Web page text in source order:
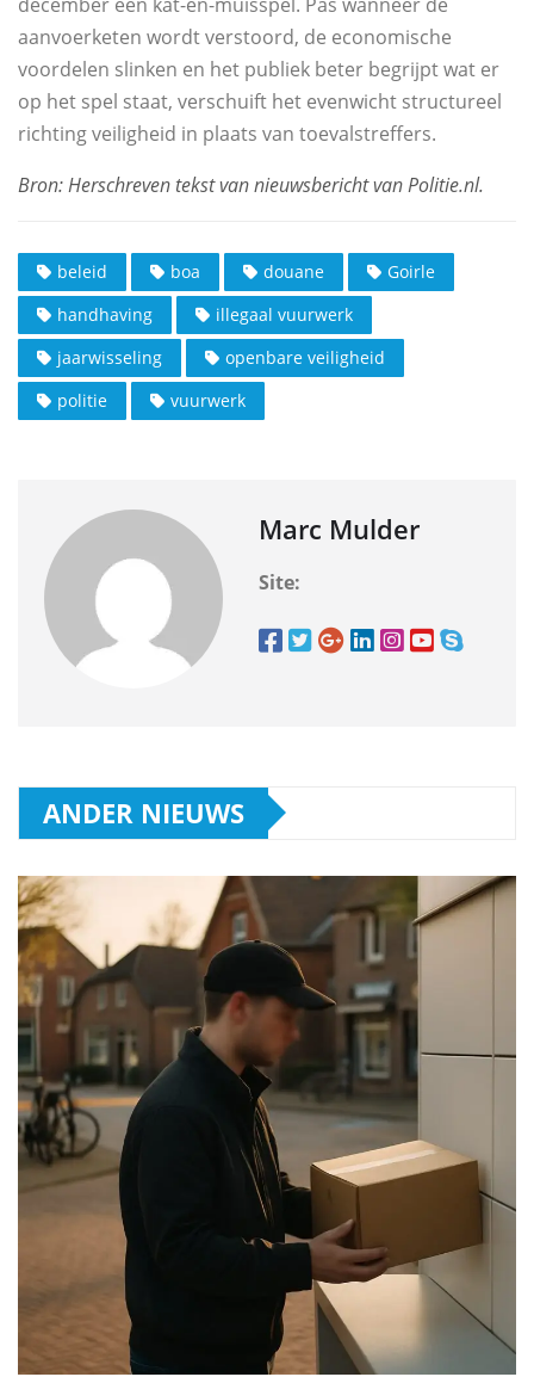
aanvoerketen wordt verstoord, de economische
voordelen slinken en het publiek beter begrijpt wat er
op het spel staat, verschuift het evenwicht structureel
richting veiligheid in plaats van toevalstreffers.
beleid boa douane
Goirle
handhaving
illegaal vuurwerk
jaarwisseling
openbare veiligheid
politie
vuurwerk
Marc Mulder
Site:
ANDER NIEUWS